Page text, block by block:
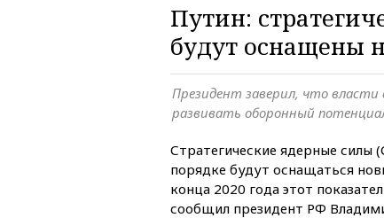
Путин:
будут оснащены
Президент заверил, что власти
развивать оборонный
Стратегические ядерные силы
порядке будут оснащаться
конца 2020 года этот
сообщил президент РФ